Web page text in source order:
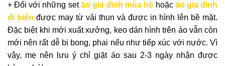
+ Đối với những setáo gia đình mùa hè hoặc áo gia đình
đi biển được may từ vải thun và được in hình lên bề mặt.
Đặc biệt khi mới xuất xưởng, keo dán hình trên áo vẫn còn
mới nên rất dễ bị bong, phai nếu như tiếp xúc với nước. Vì
vậy, mẹ nên lưu ý chỉ giặt áo sau 2-3 ngày nhận được